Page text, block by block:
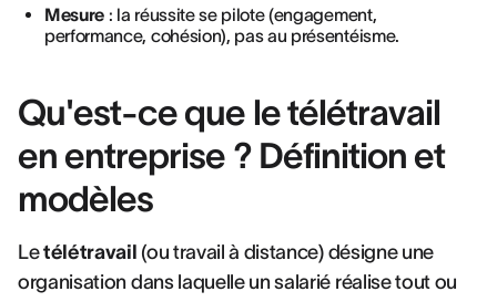
Mesure : la réussite se pilote (engagement,
performance, cohésion), pas au présentéisme.
Qu'est-ce que le télétravail
en entreprise ? Définition et
modèles
Letélétravail (ou travail à distance) désigne une
organisation dans laquelle un salarié réalise tout ou